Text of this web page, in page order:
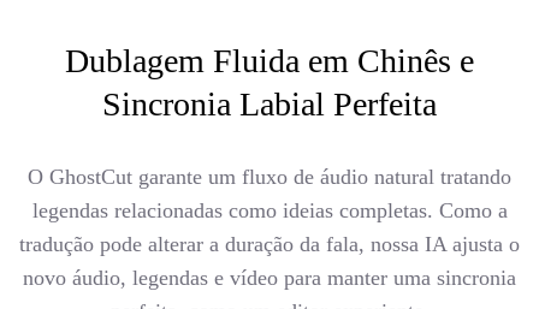
Dublagem Fluida em Chinês e
Sincronia Labial Perfeita
O GhostCut garante um fluxo de áudio natural tratando
legendas relacionadas como ideias completas. Como a
tradução pode alterar a duração da fala, nossa IA ajusta o
novo áudio, legendas e vídeo para manter uma sincronia